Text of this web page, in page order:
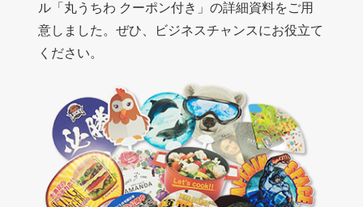
ル「丸うちわ クーポン付き」の詳細資料をご用
意しました。ぜひ、ビジネスチャンスにお役立て
ください。